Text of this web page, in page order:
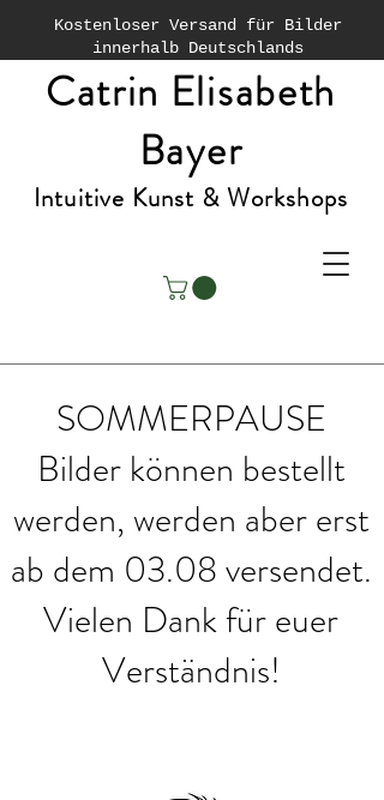
Kostenloser Versand für Bilder
innerhalb Deutschlands
Catrin Elisabeth
Bayer
Intuitive Kunst & Workshops
SOMMERPAUSE
Bilder können bestellt
werden, werden aber erst
ab dem 03.08 versendet.
Vielen Dank für euer
Verständnis!